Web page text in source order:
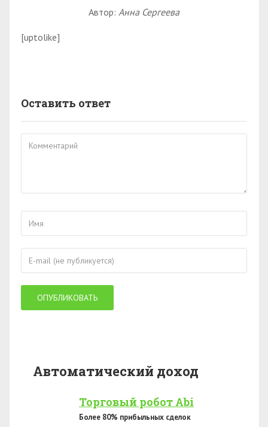
Автор: Анна Сергеева
[uptolike]
Оставить ответ
Автоматический доход
Торговый робот Abi
Более 80% прибыльных сделок